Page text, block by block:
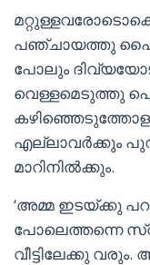
പഞ്ചായത്തു
പോലും ദിവ്യയോട്
വെള്ളമെടുത്തു
എല്ലാവർക്കും
മാറിനിൽക്കും.
‘അമ്മ ഇടയ്ക്കു
പോലെത്തന്നെ
വീട്ടിലേക്കു